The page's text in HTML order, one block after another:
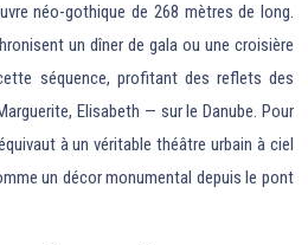
néo-gothique de 268 mètres de long.
un dîner de gala ou une croisière
séquence, profitant des reflets des
Elisabeth — sur le Danube. Pour
à un véritable théâtre urbain à ciel
un décor monumental depuis le pont